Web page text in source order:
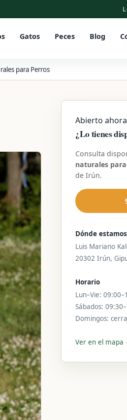
Gatos Peces Blog
para Perros
Abierto ahora
¿Lo tienes
Consulta
naturales
de Irún.
Dónde estamos
Luis Mariano
20302 Irún,
Horario
Lun–Vie:
Sábados:
Domingos:
Ver en el mapa